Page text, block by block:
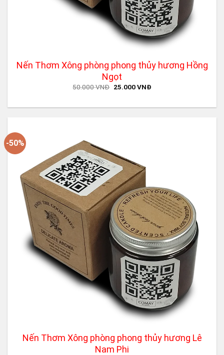
Nến Thơm Xông phòng phong thủy hương Hồng
Ngọt
50.000VNĐ Original
50.000 VNĐ.
25.000VNĐCurrent
25.000 VNĐ.
-50%
Nến Thơm Xông phòng phong thủy hương Lê
Nam Phi